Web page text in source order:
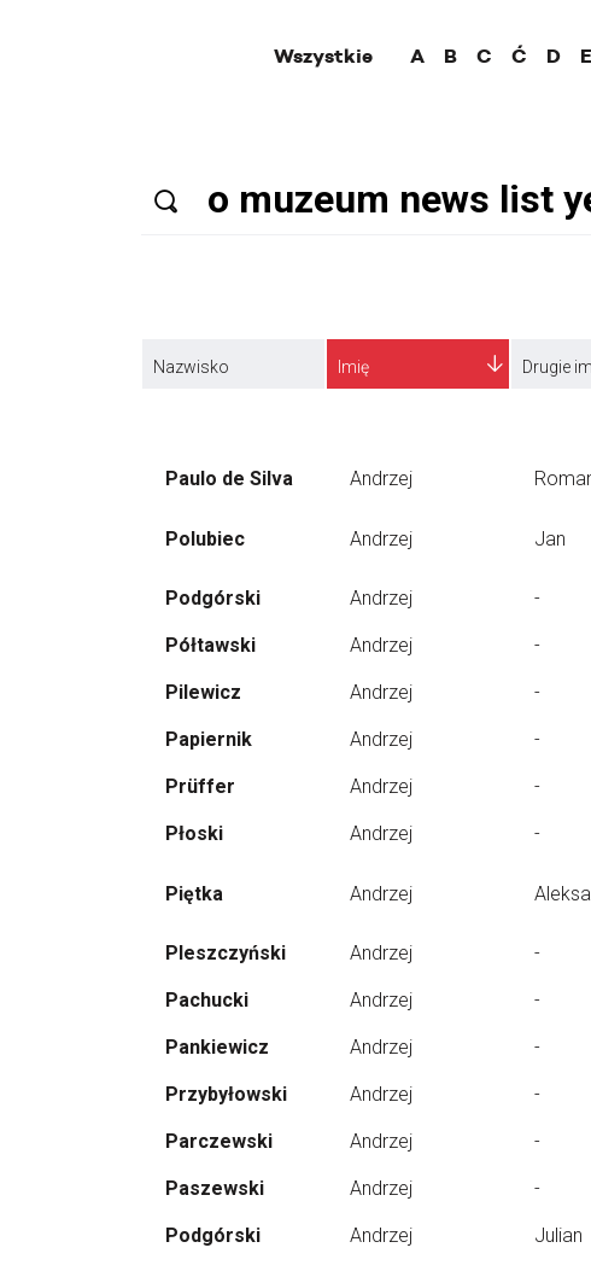
Wszystkie A B C Ć D E
Nazwisko Imię Drugie
Paulo de Silva Andrzej
Polubiec Andrzej Jan
Podgórski Andrzej -
Półtawski Andrzej -
Pilewicz Andrzej -
Papiernik Andrzej -
Prüffer Andrzej -
Płoski Andrzej -
Piętka Andrzej
Pleszczyński Andrzej -
Pachucki Andrzej -
Pankiewicz Andrzej -
Przybyłowski Andrzej -
Parczewski Andrzej -
Paszewski Andrzej -
Podgórski Andrzej Julian